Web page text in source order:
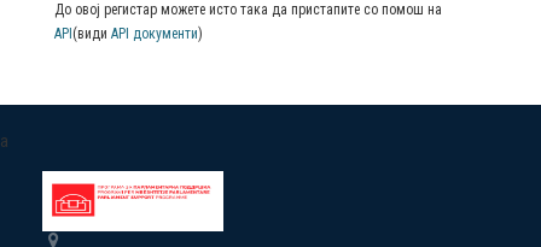
До овој регистар можете исто така да пристапите со помош на
API (види API документи)
a